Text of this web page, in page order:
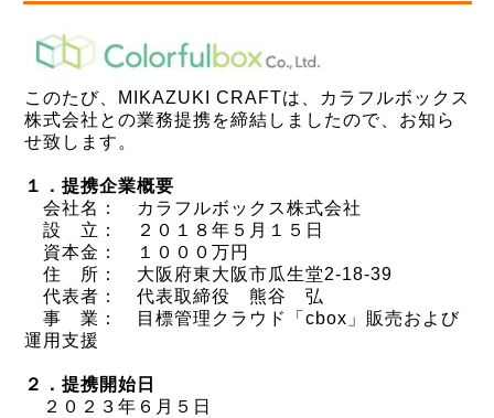
このたび、MIKAZUKI CRAFTは、カラフルボックス
株式会社との業務提携を締結しましたので、お知ら
せ致します。
１．提携企業概要
会社名： カラフルボックス株式会社
設 立： ２０１８年５月１５日
資本金： １０００万円
住 所： 大阪府東大阪市瓜生堂2-18-39
代表者： 代表取締役 熊谷 弘
事 業： 目標管理クラウド「cbox」販売および
運用支援
２．提携開始日
２０２３年６月５日